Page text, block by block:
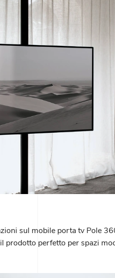
sul mobile porta tv Pole
prodotto perfetto per spazi